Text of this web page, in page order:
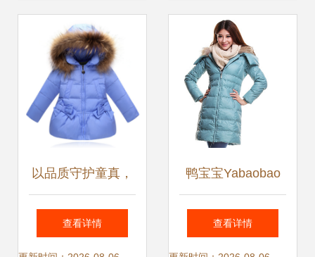
以品质守护童真，
金联维品会中长款
查看详情
鸭宝宝Yabaobao
反季清仓 湖水绿修
查看详情